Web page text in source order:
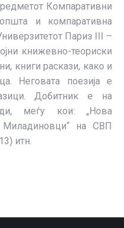
Компаративни
и компаративна
Париз III –
книжевно-теориски
книги раскази, како и
Неговата поезија е
Добитник е на
меѓу кои: „Нова
Миладиновци“ на СВП
итн.